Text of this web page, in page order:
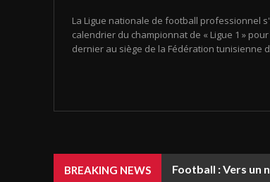
La Ligue nationale de football professionnel
calendrier du championnat de « Ligue 1 »
dernier au siège de la Fédération tunisienne
BREAKING NEWS Football : Vers un